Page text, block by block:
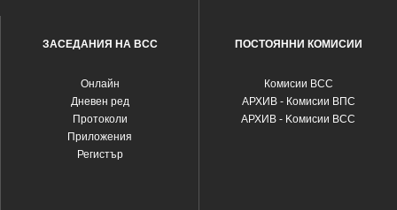
ЗАСЕДАНИЯ НА ВСС
Oнлайн
Дневен ред
Протоколи
Приложения
Регистър
ПОСТОЯННИ КОМИСИИ
Комисии ВСС
АРХИВ - Комисии ВПС
АРХИВ - Kомисии ВСС